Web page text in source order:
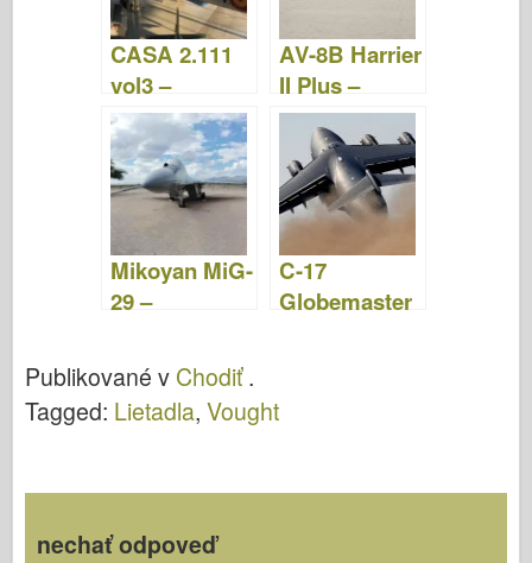
CASA 2.111
vol3 –
WalkAround
AV-8B Harrier
II Plus –
WalkAround
Mikoyan MiG-
29 –
C-17
Globemaster
Publikované v Chodiť.
Tagged: Lietadla, Vought
nechať odpoveď